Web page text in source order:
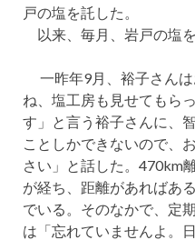
戸の塩を託した。
以来、毎月、岩戸の塩
一昨年9月、裕子さんは
ね、塩工房も見せてもら
す」と言う裕子さんに、
ことしかできないので、
さい」と話した。470km
が経ち、距離があればあ
でいる。そのなかで、定
は「忘れていませんよ。